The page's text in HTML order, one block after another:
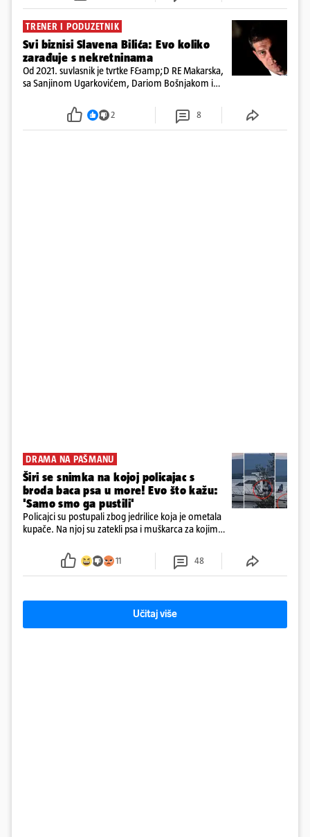
TRENER I PODUZETNIK
Svi biznisi Slavena Bilića: Evo koliko
zarađuje s nekretninama
Od 2021. suvlasnik je tvrtke F&amp;D RE Makarska,
sa Sanjinom Ugarkovićem, Dariom Bošnjakom i
poslovanje nekretninama, a od osnutka nema
2 8
DRAMA NA PAŠMANU
Širi se snimka na kojoj policajac s
broda baca psa u more! Evo što kažu:
'Samo smo ga pustili'
Policajci su postupali zbog jedrilice koja je ometala
kupače. Na njoj su zatekli psa i muškarca za kojim
ga uhitili, a psa je preuzeo komunalni redar
11 48
Učitaj više